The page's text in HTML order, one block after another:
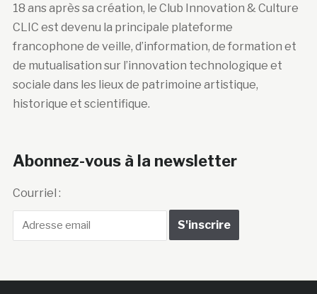
18 ans après sa création, le Club Innovation & Culture
CLIC est devenu la principale plateforme
francophone de veille, d’information, de formation et
de mutualisation sur l’innovation technologique et
sociale dans les lieux de patrimoine artistique,
historique et scientifique.
Abonnez-vous à la newsletter
Courriel :